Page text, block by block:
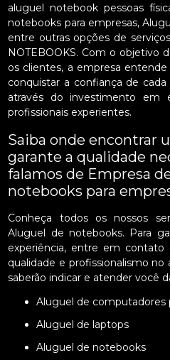
aluguel notebook pessoas
notebooks para empresas,
entre outras opções de
NOTEBOOKS. Com o objetivo
os clientes, a empresa
conquistar a confiança de
através do investimento em
profissionais experientes.
Saiba onde encontrar
garante a qualidade
falamos de Empresa
notebooks para
Conheça todos os nossos
Aluguel de notebooks. Para
experiência, entre em contato
qualidade e profissionalismo no
saberão indicar e atender você
Aluguel de
Aluguel de laptops
Aluguel de notebooks